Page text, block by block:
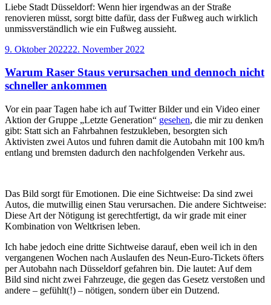
Liebe Stadt Düsseldorf: Wenn hier irgendwas an der Straße
renovieren müsst, sorgt bitte dafür, dass der Fußweg auch wirklich
unmissverständlich wie ein Fußweg aussieht.
Veröffentlicht
9. Oktober 202222. November 2022
Warum Raser Staus verursachen und dennoch nicht
schneller ankommen
Vor ein paar Tagen habe ich auf Twitter Bilder und ein Video einer
Aktion der Gruppe „Letzte Generation“ gesehen, die mir zu denken
gibt: Statt sich an Fahrbahnen festzukleben, besorgten sich
Aktivisten zwei Autos und fuhren damit die Autobahn mit 100 km/h
entlang und bremsten dadurch den nachfolgenden Verkehr aus.
Das Bild sorgt für Emotionen. Die eine Sichtweise: Da sind zwei
Autos, die mutwillig einen Stau verursachen. Die andere Sichtweise:
Diese Art der Nötigung ist gerechtfertigt, da wir grade mit einer
Kombination von Weltkrisen leben.
Ich habe jedoch eine dritte Sichtweise darauf, eben weil ich in den
vergangenen Wochen nach Auslaufen des Neun-Euro-Tickets öfters
per Autobahn nach Düsseldorf gefahren bin. Die lautet: Auf dem
Bild sind nicht zwei Fahrzeuge, die gegen das Gesetz verstoßen und
andere – gefühlt(!) – nötigen, sondern über ein Dutzend.